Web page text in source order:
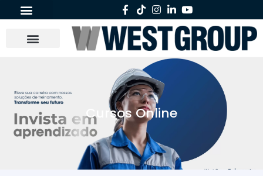
Cursos Online